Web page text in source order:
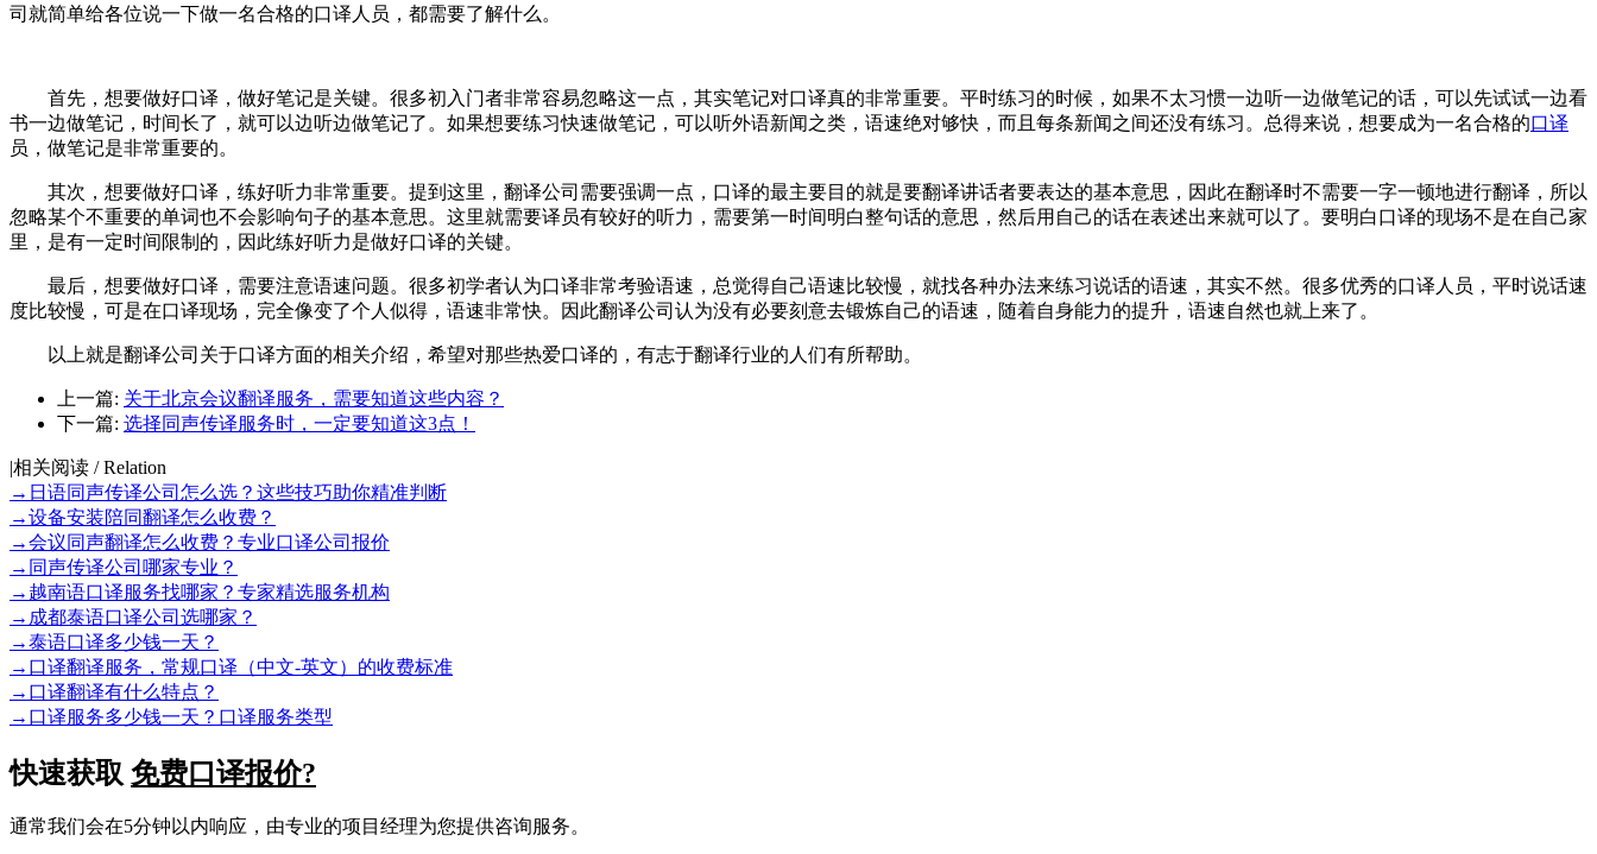
司就简单给各位说一下做一名合格的口译人员，都需要了解什么。
首先，想要做好口译，做好笔记是关键。很多初入门者非常容易忽略这一点，其实笔记对口译真的非常重要。平时练习的时候，如果不太习惯一边听一边做笔记的话，可以先试试一边看
书一边做笔记，时间长了，就可以边听边做笔记了。如果想要练习快速做笔记，可以听外语新闻之类，语速绝对够快，而且每条新闻之间还没有练习。总得来说，想要成为一名合格的口译
员，做笔记是非常重要的。
其次，想要做好口译，练好听力非常重要。提到这里，翻译公司需要强调一点，口译的最主要目的就是要翻译讲话者要表达的基本意思，因此在翻译时不需要一字一顿地进行翻译，所以
忽略某个不重要的单词也不会影响句子的基本意思。这里就需要译员有较好的听力，需要第一时间明白整句话的意思，然后用自己的话在表述出来就可以了。要明白口译的现场不是在自己家
里，是有一定时间限制的，因此练好听力是做好口译的关键。
最后，想要做好口译，需要注意语速问题。很多初学者认为口译非常考验语速，总觉得自己语速比较慢，就找各种办法来练习说话的语速，其实不然。很多优秀的口译人员，平时说话速
度比较慢，可是在口译现场，完全像变了个人似得，语速非常快。因此翻译公司认为没有必要刻意去锻炼自己的语速，随着自身能力的提升，语速自然也就上来了。
以上就是翻译公司关于口译方面的相关介绍，希望对那些热爱口译的，有志于翻译行业的人们有所帮助。
上一篇: 关于北京会议翻译服务，需要知道这些内容？
下一篇: 选择同声传译服务时，一定要知道这3点！
|相关阅读 / Relation
→ 日语同声传译公司怎么选？这些技巧助你精准判断
→设备安装陪同翻译怎么收费？
→会议同声翻译怎么收费？专业口译公司报价
→ 同声传译公司哪家专业？
→ 越南语口译服务找哪家？专家精选服务机构
→ 成都泰语口译公司选哪家？
→泰语口译多少钱一天？
→ 口译翻译服务，常规口译（中文-英文）的收费标准
→ 口译翻译有什么特点？
→ 口译服务多少钱一天？口译服务类型
快速获取 免费口译报价?
通常我们会在5分钟以内响应，由专业的项目经理为您提供咨询服务。